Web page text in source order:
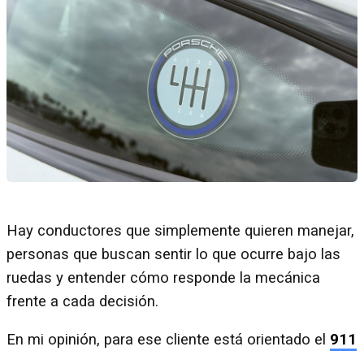
Hay conductores que simplemente quieren manejar,
personas que buscan sentir lo que ocurre bajo las
ruedas y entender cómo responde la mecánica
frente a cada decisión.
En mi opinión, para ese cliente está orientado el 911